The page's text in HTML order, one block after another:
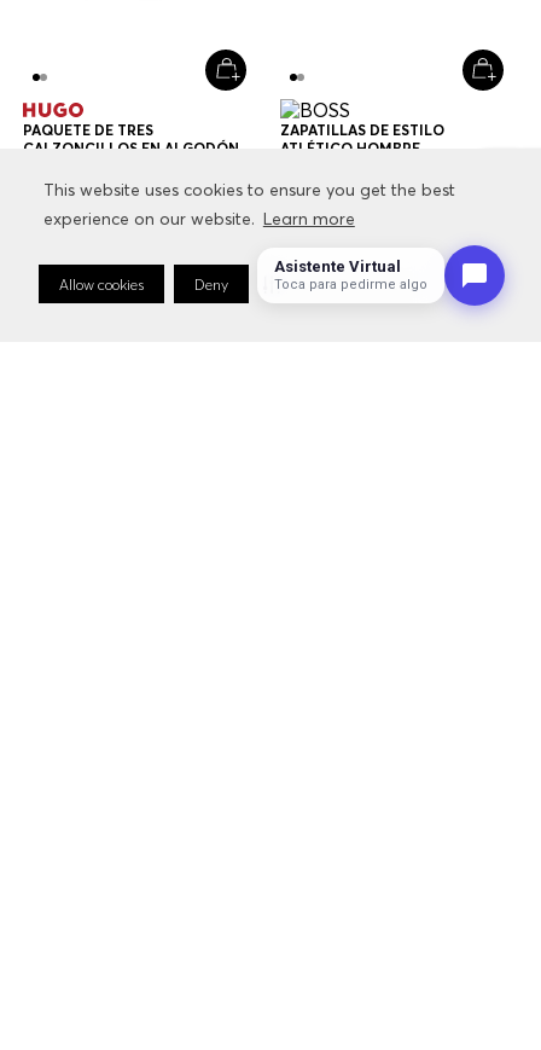
This website uses cookies to ensure you get the best
experience on our website. Learn more
Allow cookies Deny Cookie Preferences
This website uses cookies to ensure you get the best
experience on our website. Learn more
Allow cookies Deny Cookie Preferences
PAQUETE DE TRES
CALZONCILLOS EN ALGODÓN
CINTURA CALZONCILLOS
Multicolor
ZAPATILLAS DE ESTILO
ATLÉTICO HOMBRE
+1
Asistente Virtual
Toca para pedirme algo